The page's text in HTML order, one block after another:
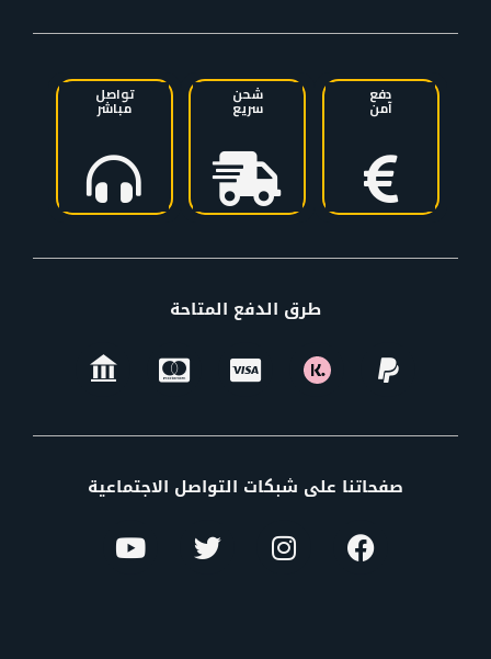
دفع
آمن
شحن
سريع
تواصل
مباشر
طرق الدفع المتاحة
صفحاتنا على شبكات التواصل الاجتماعية